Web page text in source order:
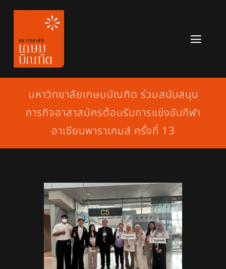
Skip
content
หลักสูตร
ข่าวสาร
เกี่ยวกับมหาวิทยาลัย
สมัครเรียน
มหาวิทยาลัยเกษมบัณฑิต ร่วมสนับสนุน
ภารกิจอาสาสมัครต้อนรับการแข่งขันกีฬา
อาเซียนพาราเกมส์ ครั้งที่ 13